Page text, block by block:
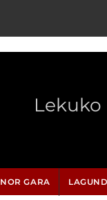
NOR GARA